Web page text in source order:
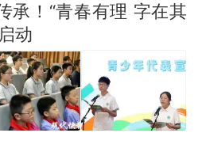
承！“青春有理 字在其
动